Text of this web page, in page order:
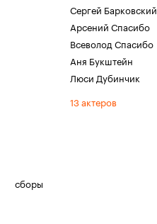
сборы
Сергей Барковский
Арсений Спасибо
Всеволод Спасибо
Аня Букштейн
Люси Дубинчик
13 актеров